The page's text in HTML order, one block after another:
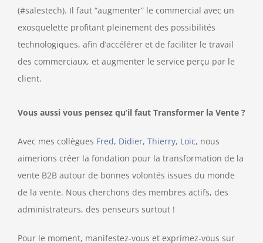
(#salestech). Il faut “augmenter” le commercial avec un
exosquelette profitant pleinement des possibilités
technologiques, afin d’accélérer et de faciliter le travail
des commerciaux, et augmenter le service perçu par le
client.
Vous aussi vous pensez qu’il faut Transformer la Vente ?
Avec mes collègues Fred, Didier, Thierry, Loic, nous
aimerions créer la fondation pour la transformation de la
vente B2B autour de bonnes volontés issues du monde
de la vente. Nous cherchons des membres actifs, des
administrateurs, des penseurs surtout !
Pour le moment, manifestez-vous et exprimez-vous sur